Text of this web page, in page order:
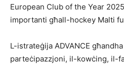
European Club of the Year
importanti għall-hockey Malti
L-istrateġija ADVANCE
parteċipazzjoni, il-kowċing, il-